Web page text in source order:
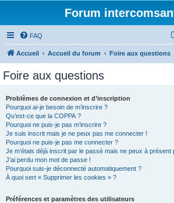
Forum
FAQ
Accueil Accueil du forum Foire aux questions
Foire aux questions
Problèmes de connexion et d’inscription
Pourquoi ai-je besoin de m’inscrire ?
Qu’est-ce que la COPPA ?
Pourquoi ne puis-je pas m’inscrire ?
Je suis inscrit mais je ne peux pas me connecter !
Pourquoi ne puis-je pas me connecter ?
Je m’étais déjà inscrit par le passé mais ne peux à présent
J’ai perdu mon mot de passe !
Pourquoi suis-je déconnecté automatiquement ?
À quoi sert « Supprimer les cookies » ?
Préférences et paramètres des utilisateurs